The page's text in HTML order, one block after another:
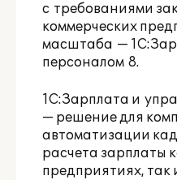
с требованиями
коммерческих
масштаба —
персоналом 8.
1С:Зарплата и
— решение для
автоматизации
расчета зарплаты
предприятиях, так